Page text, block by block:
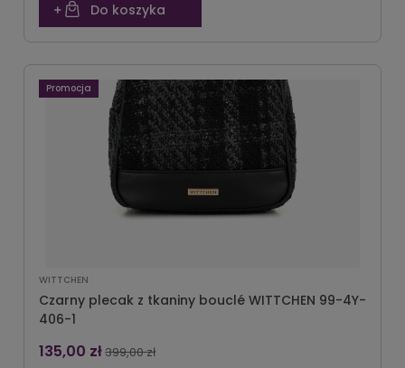
Do koszyka
WITTCHEN
Czarny plecak z tkaniny bouclé WITTCHEN 99-4Y-
406-1
135,00 zł399,00 zł
Promocja